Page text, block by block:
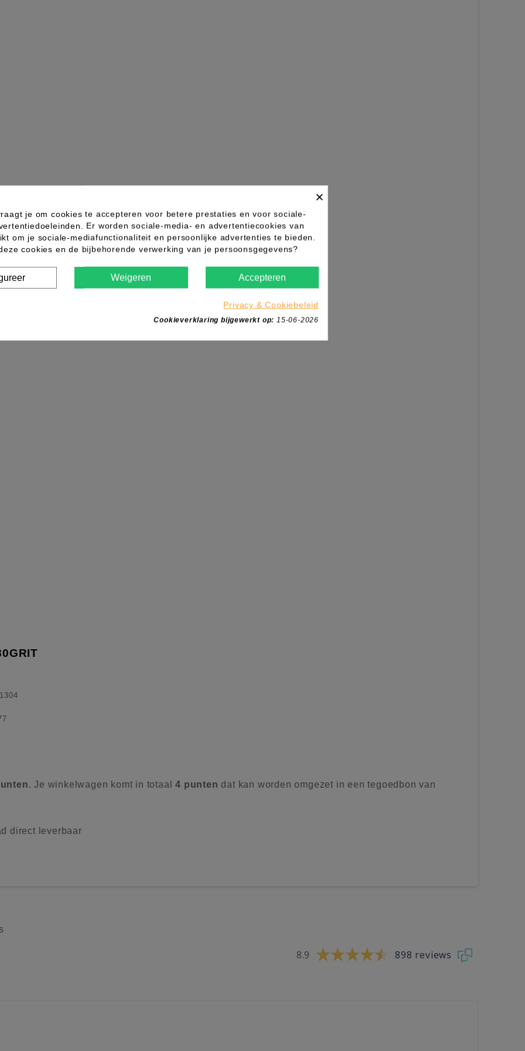
. Je winkelwagen komt in totaal4 punten dat kan worden omgezet in een tegoedbon van
direct leverbaar
8.9 898 reviews
×
je om cookies te accepteren voor betere prestaties en voor sociale-
Er worden sociale-media- en advertentiecookies van
om je sociale-mediafunctionaliteit en persoonlijke advertenties te bieden.
cookies en de bijbehorende verwerking van je persoonsgegevens?
Weigeren Accepteren
Privacy & Cookiebeleid
Cookieverklaring bijgewerkt op: 15-06-2026